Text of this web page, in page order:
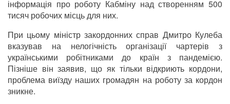
інформація про роботу Кабміну над створенням 500
тисяч робочих місць для них.
При цьому міністр закордонних справ Дмитро Кулеба
вказував на нелогічність організації чартерів з
українськими робітниками до країн з пандемією.
Пізніше він заявив, що як тільки відкриють кордони,
проблема виїзду наших громадян на роботу за кордон
зникне.